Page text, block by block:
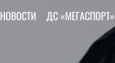
НОВОСТИ ДС «МЕГАСПОРТ»